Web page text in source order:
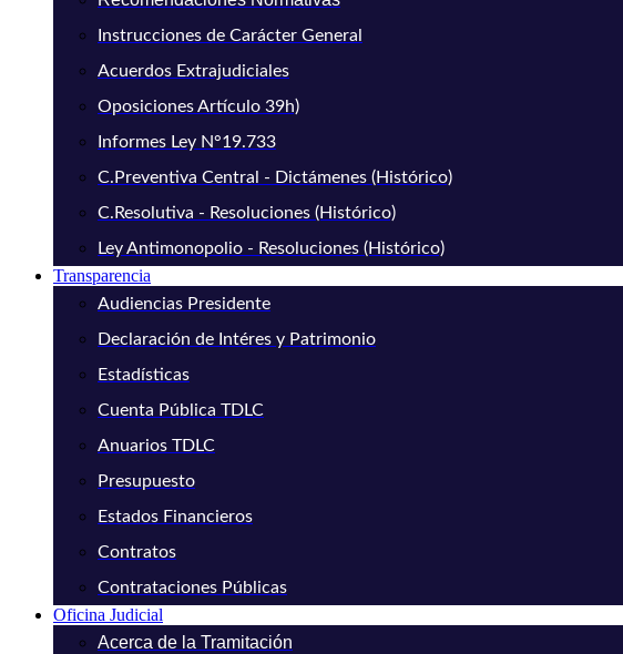
Instrucciones de Carácter General
Acuerdos Extrajudiciales
Oposiciones Artículo 39h)
Informes Ley N°19.733
C.Preventiva Central - Dictámenes (Histórico)
C.Resolutiva - Resoluciones (Histórico)
Ley Antimonopolio - Resoluciones (Histórico)
Transparencia
Audiencias Presidente
Declaración de Intéres y Patrimonio
Estadísticas
Cuenta Pública TDLC
Anuarios TDLC
Presupuesto
Estados Financieros
Contratos
Contrataciones Públicas
Oficina Judicial
Acerca de la Tramitación